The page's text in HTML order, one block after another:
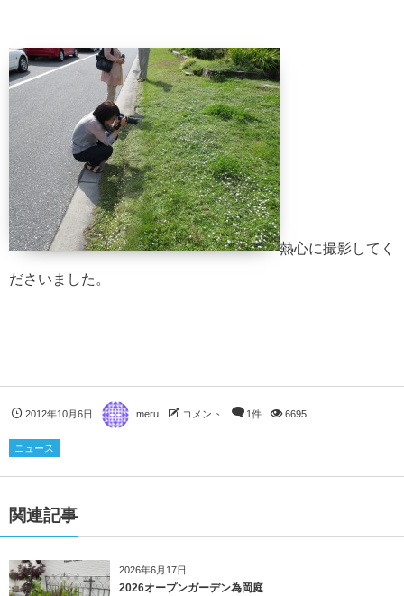
熱心に撮影してく
ださいました。
2012年10月6日 meru コメント 1件 6695
ニュース
関連記事
2026年6月17日
2026オープンガーデン為岡庭